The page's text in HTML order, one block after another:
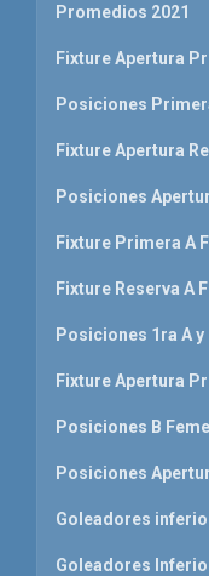
Promedios 2021
Fixture Apertura
Posiciones
Fixture Apertura
Posiciones
Fixture Primera A
Fixture Reserva A
Posiciones 1ra A y
Fixture Apertura
Posiciones B
Posiciones
Goleadores
Goleadores